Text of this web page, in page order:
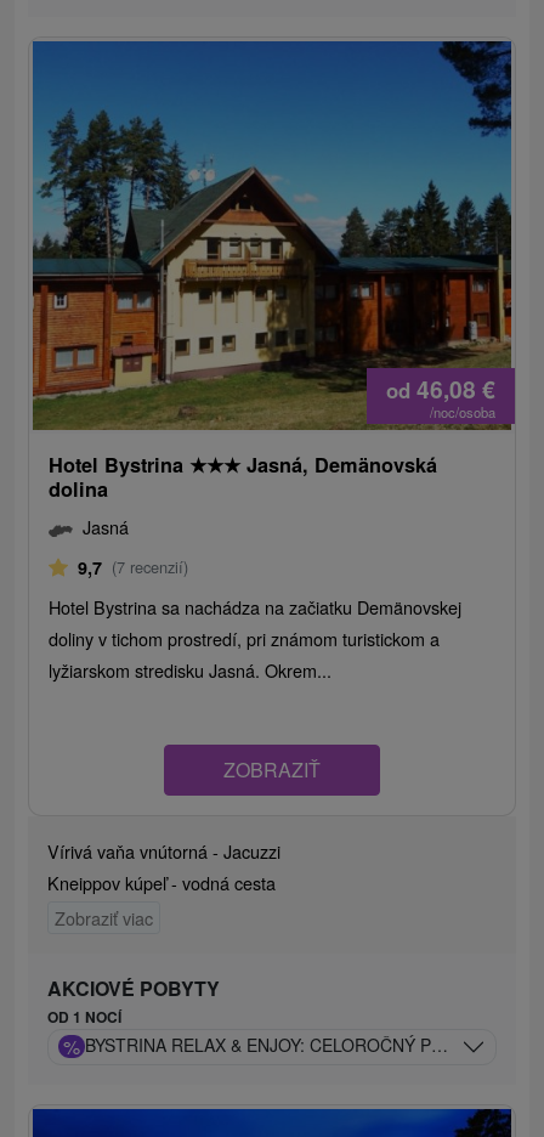
od 46,08 €
/noc/osoba
Hotel Bystrina ★★★ Jasná, Demänovská
dolina
Jasná
9,7 (7 recenzií)
Hotel Bystrina sa nachádza na začiatku Demänovskej
doliny v tichom prostredí, pri známom turistickom a
lyžiarskom stredisku Jasná. Okrem...
ZOBRAZIŤ
Vírivá vaňa vnútorná - Jacuzzi
Kneippov kúpeľ - vodná cesta
Zobraziť viac
AKCIOVÉ POBYTY
OD 1 NOCÍ
% BYSTRINA RELAX & ENJOY: CELOROČNÝ POBYT POD